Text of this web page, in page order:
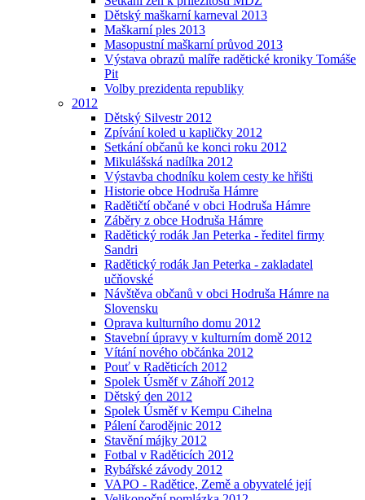
Dětský maškarní karneval 2013
Maškarní ples 2013
Masopustní maškarní průvod 2013
Výstava obrazů malíře radětické kroniky Tomáše
Pit
Volby prezidenta republiky
2012
Dětský Silvestr 2012
Zpívání koled u kapličky 2012
Setkání občanů ke konci roku 2012
Mikulášská nadílka 2012
Výstavba chodníku kolem cesty ke hřišti
Historie obce Hodruša Hámre
Radětičtí občané v obci Hodruša Hámre
Záběry z obce Hodruša Hámre
Radětický rodák Jan Peterka - ředitel firmy
Sandri
Radětický rodák Jan Peterka - zakladatel
učňovské
Návštěva občanů v obci Hodruša Hámre na
Slovensku
Oprava kulturního domu 2012
Stavební úpravy v kulturním domě 2012
Vítání nového občánka 2012
Pouť v Raděticích 2012
Spolek Úsměf v Záhoří 2012
Dětský den 2012
Spolek Úsměf v Kempu Cihelna
Pálení čarodějnic 2012
Stavění májky 2012
Fotbal v Raděticích 2012
Rybářské závody 2012
VAPO - Radětice, Země a obyvatelé její